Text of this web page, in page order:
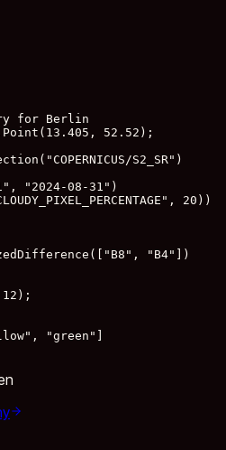
for Berlin
52.52);
S2_SR")
"2024-08-31")
20))
"B4"])
"green"]